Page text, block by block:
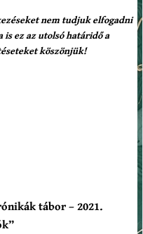
nem tudjuk elfogadni
ez az utolsó határidő a
köszönjük!
tábor – 2021.